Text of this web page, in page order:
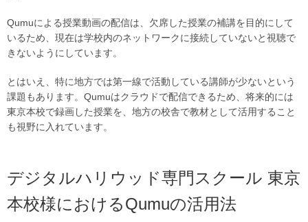
Qumuによる授業動画の配信は、欠席した授業の補講を目的にして
いるため、現在は学校内のネットワークに接続していないと視聴で
きないようにしています。
とはいえ、特に地方では第一線で活動している講師が少ないという
課題もあります。Qumuはクラウドで配信できるため、将来的には
東京本校で録画した授業を、地方の校舎で教材として活用すること
も視野に入れています。
デジタルハリウッド専門スクール 東京
本校様におけるQumuの活用法